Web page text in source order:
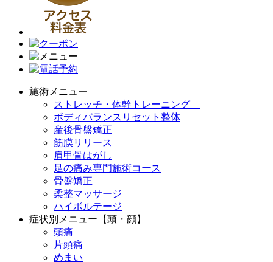
施術メニュー
ストレッチ・体幹トレーニング
ボディバランスリセット整体
産後骨盤矯正
筋膜リリース
肩甲骨はがし
足の痛み専門施術コース
骨盤矯正
柔整マッサージ
ハイボルテージ
症状別メニュー【頭・顔】
頭痛
片頭痛
めまい